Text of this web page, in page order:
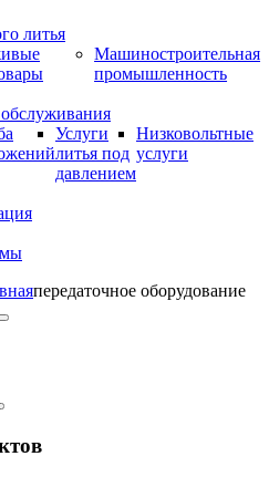
литья
Машиностроительная
промышленность
Услуги
литья под
давлением
Низковольтные
услуги
передаточное оборудование